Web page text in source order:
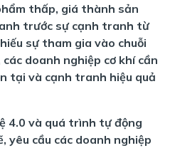
thấp, giá thành sản
trước sự cạnh tranh từ
sự tham gia vào chuỗi
doanh nghiệp cơ khí cần
tại và cạnh tranh hiệu quả
4.0 và quá trình tự động
yêu cầu các doanh nghiệp